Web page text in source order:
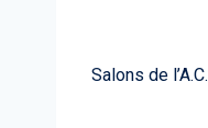
Salons de